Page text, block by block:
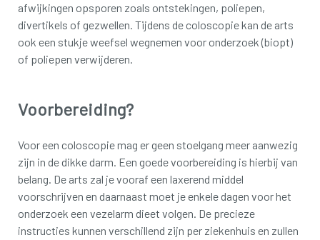
afwijkingen opsporen zoals ontstekingen, poliepen,
divertikels of gezwellen. Tijdens de coloscopie kan de arts
ook een stukje weefsel wegnemen voor onderzoek (biopt)
of poliepen verwijderen.
Voorbereiding?
Voor een coloscopie mag er geen stoelgang meer aanwezig
zijn in de dikke darm. Een goede voorbereiding is hierbij van
belang. De arts zal je vooraf een laxerend middel
voorschrijven en daarnaast moet je enkele dagen voor het
onderzoek een vezelarm dieet volgen. De precieze
instructies kunnen verschillend zijn per ziekenhuis en zullen